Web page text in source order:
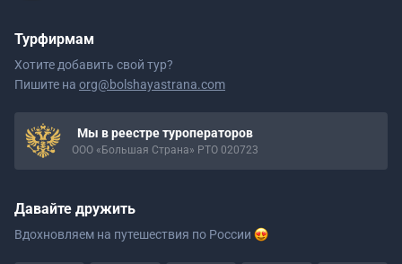
Турфирмам
Хотите добавить свой тур?
Пишите на org@bolshayastrana.com
Мы в реестре туроператоров
ООО «Большая Страна» РТО 020723
Давайте дружить
Вдохновляем на путешествия по России